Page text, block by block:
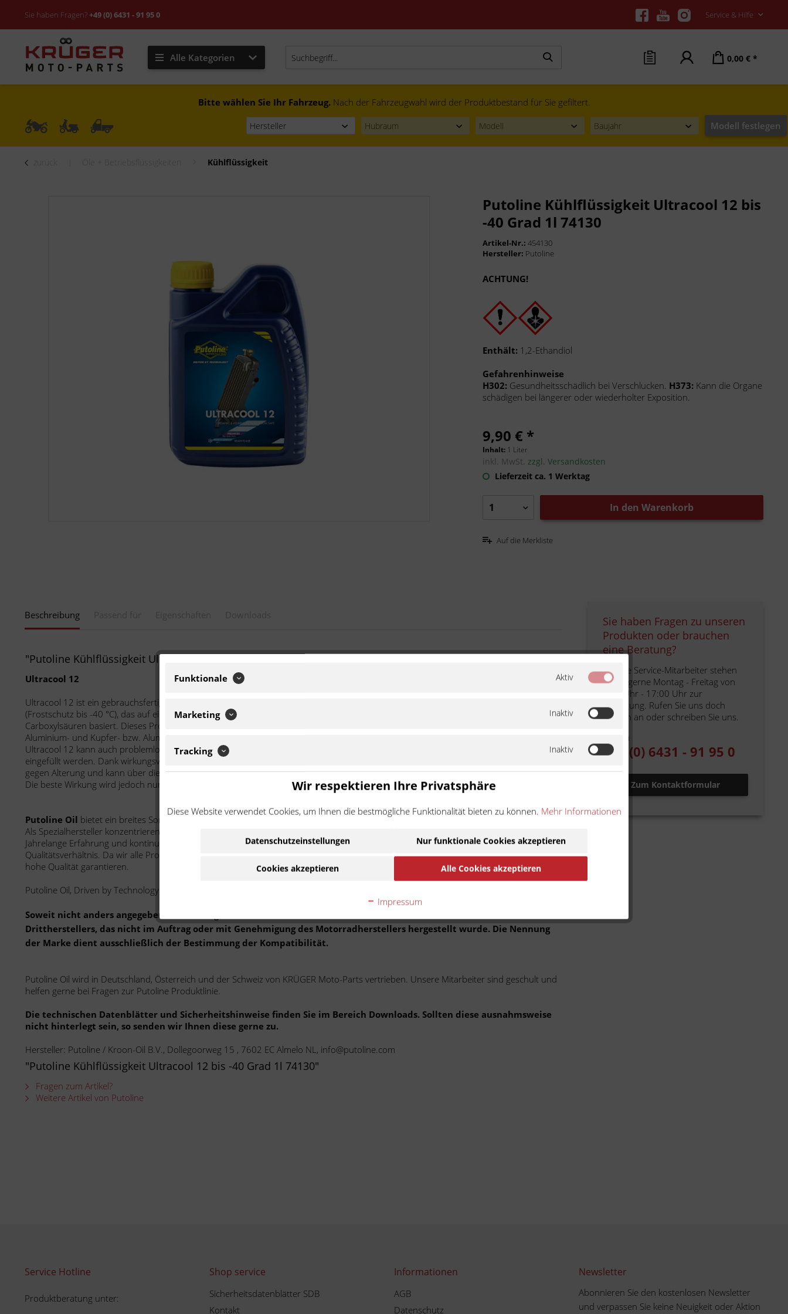
Sie haben Fragen?+49 (0) 6431 - 91 95 0 Service & Hilfe
Alle Kategorien 0,00 € *
Bitte wählen Sie Ihr Fahrzeug. Nach der Fahrzeugwahl wird der Produktbestand für Sie gefiltert.
Modell festlegen
Kühlflüssigkeit
Putoline Kühlflüssigkeit Ultracool 12 bis
-40 Grad 1l 74130
Artikel-Nr.:454130
Hersteller: Putoline
ACHTUNG!
Enthält: 1,2-Ethandiol
Gefahrenhinweise
H302: Gesundheitsschädlich bei Verschlucken. H373: Kann die Organe
schädigen bei längerer oder wiederholter Exposition.
9,90 € *
Inhalt: 1 Liter
inkl. MwSt.zzgl. Versandkosten
Lieferzeit ca. 1 Werktag
In den Warenkorb
Auf die Merkliste
Beschreibung
"Putoline Kühlflüssigkeit Ultracool 12 bis -40 Grad 1l 74130"
Ultracool 12
Ultracool 12 ist ein gebrauchsfertiges, hochwertiges Langzeit-Kühlmittel
(Frostschutz bis -40 °C), das auf einer patentierten, silikatfreien Technologie mit
Carboxylsäuren basiert. Dieses Produkt wurde speziell für Kühlsysteme aus
Aluminium- und Kupfer- bzw. Aluminiumlegierungen entwickelt.
Ultracool 12 kann auch problemlos in herkömmliche Kühlsystemen mit Gusseisenteilen
eingefüllt werden. Dank wirkungsvoller Korrosionsinhibitoren ist Ultracool 12 praktisch immun
gegen Alterung und kann über die gesamte Lebensdauer des Motors verwendet werden.
Die beste Wirkung wird jedoch nur bei einer 100%-Füllung erzielt.
Putoline Oil bietet ein breites Sortiment von hochwertigen Schmiermitteln und Wartungsprodukten.
Als Spezialhersteller konzentrieren wir uns ausschließlich auf Produkte für Krafträder.
Jahrelange Erfahrung und kontinuierliche Forschung resultieren in einem optimalen Preis-
Qualitätsverhältnis. Da wir alle Produkte selbst herstellen, können wir eine gleichbleibend
hohe Qualität garantieren.
Putoline Oil, Driven by Technology!
Soweit nicht anders angegeben: Bei der angebotenen Ware handelt es sich um ein Zubehör-/Ersatzteil eines
Drittherstellers, das nicht im Auftrag oder mit Genehmigung des Motorradherstellers hergestellt wurde. Die Nennung
der Marke dient ausschließlich der Bestimmung der Kompatibilität.
Putoline Oil wird in Deutschland, Österreich und der Schweiz von KRÜGER Moto-Parts vertrieben. Unsere Mitarbeiter sind geschult und
helfen gerne bei Fragen zur Putoline Produktlinie.
Die technischen Datenblätter und Sicherheitshinweise finden Sie im Bereich Downloads. Sollten diese ausnahmsweise
nicht hinterlegt sein, so senden wir Ihnen diese gerne zu.
Hersteller: Putoline / Kroon-Oil B.V., Dollegoorweg 15 , 7602 EC Almelo NL, info@putoline.com
"Putoline Kühlflüssigkeit Ultracool 12 bis -40 Grad 1l 74130"
Fragen zum Artikel?
Weitere Artikel von Putoline
Sie haben Fragen zu unseren
Produkten oder brauchen
eine Beratung?
Unsere Service-Mitarbeiter stehen
Ihnen gerne Montag - Freitag von
9:00 Uhr - 17:00 Uhr zur
Verfügung. Rufen Sie uns doch
einfach an oder schreiben Sie uns.
Telefon
+49 (0) 6431 - 91 95 0
Zum Kontaktformular
Service Hotline
Produktberatung unter:
Shop service
Sicherheitsdatenblätter SDB
Kontakt
Informationen
AGB
Datenschutz
Newsletter
Abonnieren Sie den kostenlosen Newsletter
und verpassen Sie keine Neuigkeit oder Aktion
Funktionale Aktiv
Marketing Inaktiv
Tracking Inaktiv
Wir respektieren Ihre Privatsphäre
Diese Website verwendet Cookies, um Ihnen die bestmögliche Funktionalität bieten zu können. Mehr Informationen
Datenschutzeinstellungen Nur funktionale Cookies akzeptieren
Cookies akzeptieren Alle Cookies akzeptieren
Impressum